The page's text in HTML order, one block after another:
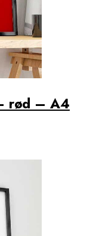
rød – A4